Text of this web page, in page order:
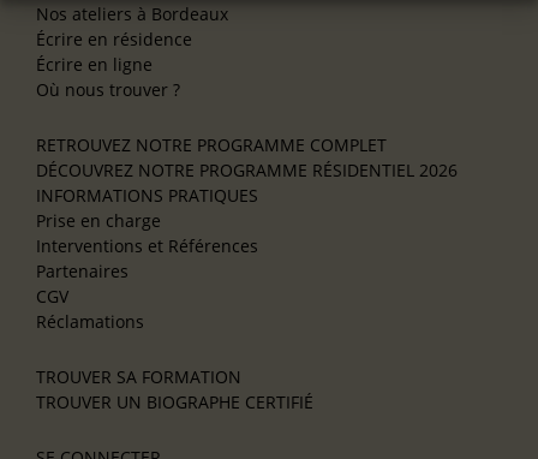
Nos ateliers à Bordeaux
Écrire en résidence
Écrire en ligne
Où nous trouver ?
RETROUVEZ NOTRE PROGRAMME COMPLET
DÉCOUVREZ NOTRE PROGRAMME RÉSIDENTIEL 2026
INFORMATIONS PRATIQUES
Prise en charge
Interventions et Références
Partenaires
CGV
Réclamations
TROUVER SA FORMATION
TROUVER UN BIOGRAPHE CERTIFIÉ